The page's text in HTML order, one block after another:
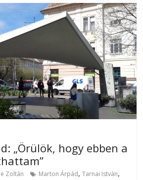
„Örülök, hogy ebben a
Zoltán Marton Árpád,Tarnai István,